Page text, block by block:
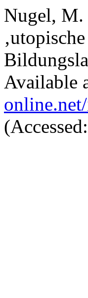
Nugel, M.
Available